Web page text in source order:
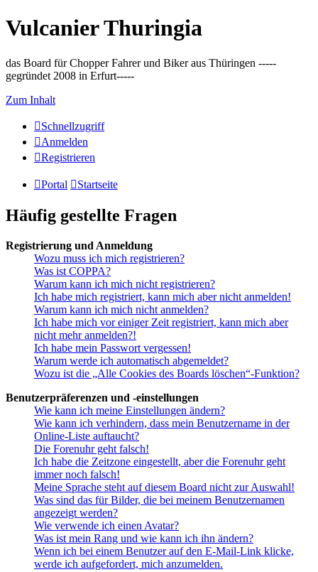
Vulcanier Thuringia
das Board für Chopper Fahrer und Biker aus Thüringen -----
gegründet 2008 in Erfurt-----
Zum Inhalt
Schnellzugriff
Anmelden
Registrieren
Portal Startseite
Häufig gestellte Fragen
Registrierung und Anmeldung
Wozu muss ich mich registrieren?
Was ist COPPA?
Warum kann ich mich nicht registrieren?
Ich habe mich registriert, kann mich aber nicht anmelden!
Warum kann ich mich nicht anmelden?
Ich habe mich vor einiger Zeit registriert, kann mich aber
nicht mehr anmelden?!
Ich habe mein Passwort vergessen!
Warum werde ich automatisch abgemeldet?
Wozu ist die „Alle Cookies des Boards löschen“-Funktion?
Benutzerpräferenzen und -einstellungen
Wie kann ich meine Einstellungen ändern?
Wie kann ich verhindern, dass mein Benutzername in der
Online-Liste auftaucht?
Die Forenuhr geht falsch!
Ich habe die Zeitzone eingestellt, aber die Forenuhr geht
immer noch falsch!
Meine Sprache steht auf diesem Board nicht zur Auswahl!
Was sind das für Bilder, die bei meinem Benutzernamen
angezeigt werden?
Wie verwende ich einen Avatar?
Was ist mein Rang und wie kann ich ihn ändern?
Wenn ich bei einem Benutzer auf den E-Mail-Link klicke,
werde ich aufgefordert, mich anzumelden.